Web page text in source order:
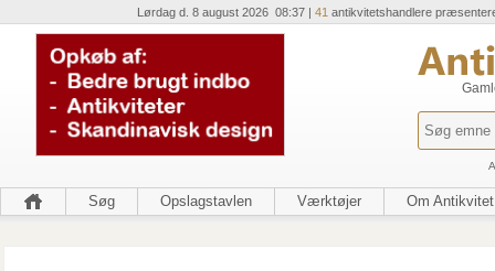
Lørdag d. 8 august 2026 08:37 | 41 antikvitetshandlere
Søg Opslagstavlen Værktøjer Om